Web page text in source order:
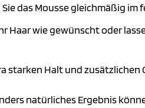
das Mousse gleichmäßig im
Haar wie gewünscht oder
starken Halt und zusätzlichen
natürliches Ergebnis